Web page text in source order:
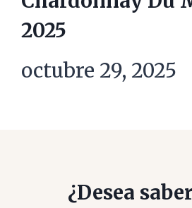
2025
octubre 29, 2025
¿Desea